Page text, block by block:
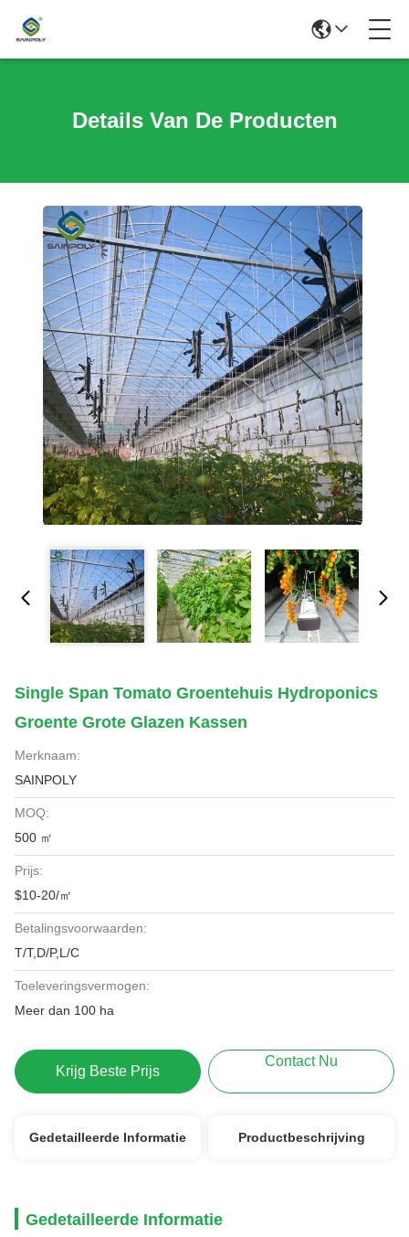
Details Van De Producten
Single Span Tomato Groentehuis Hydroponics
Groente Grote Glazen Kassen
Merknaam:
SAINPOLY
MOQ:
500 ㎡
Prijs:
$10-20/㎡
Betalingsvoorwaarden:
T/T,D/P,L/C
Toeleveringsvermogen:
Meer dan 100 ha
Krijg Beste Prijs
Contact Nu
Gedetailleerde Informatie Productbeschrijving
Gedetailleerde Informatie